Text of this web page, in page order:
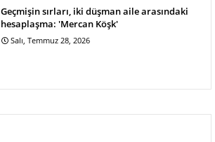
Geçmişin sırları, iki düşman aile arasındaki
hesaplaşma: 'Mercan Köşk'
Salı, Temmuz 28, 2026